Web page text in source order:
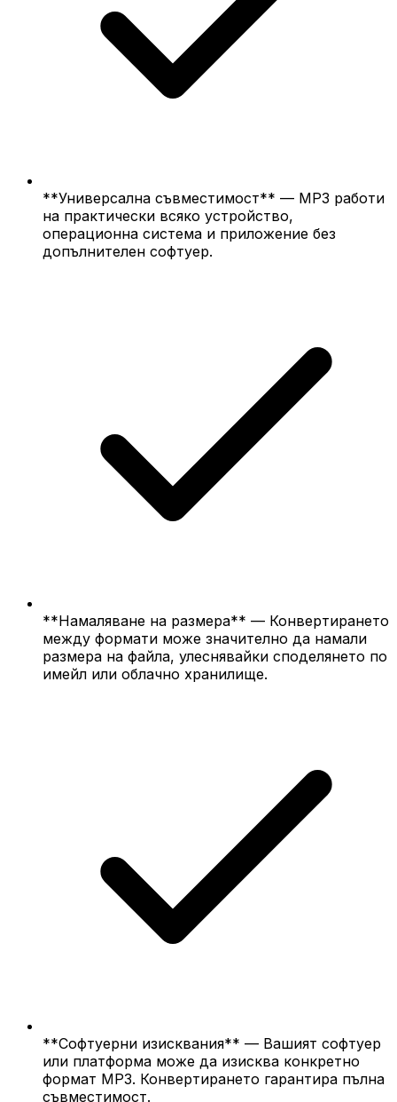
**Универсална съвместимост** — MP3 работи
на практически всяко устройство,
операционна система и приложение без
допълнителен софтуер.
**Намаляване на размера** — Конвертирането
между формати може значително да намали
размера на файла, улеснявайки споделянето по
имейл или облачно хранилище.
**Софтуерни изисквания** — Вашият софтуер
или платформа може да изисква конкретно
формат MP3. Конвертирането гарантира пълна
съвместимост.